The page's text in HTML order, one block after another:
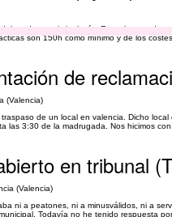
grado en criminología. Estoy buscando
son 150h como mínimo y de los
de
(Valencia)
de un local en valencia. Dicho
3:30 de la madrugada. Nos hicimos
en tribunal
(Valencia)
ni a peatones, ni a minusválidos, ni a
Todavía no he tenido respuesta